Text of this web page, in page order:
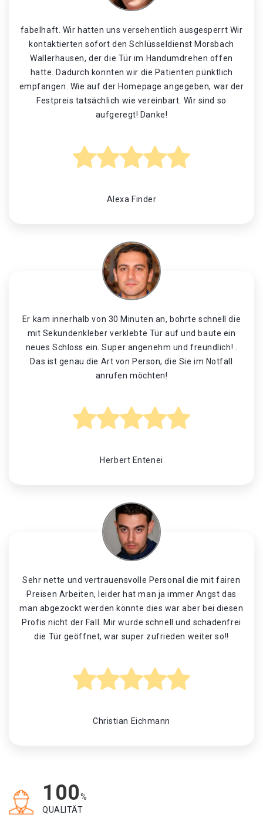
fabelhaft. Wir hatten uns versehentlich ausgesperrt Wir
kontaktierten sofort den Schlüsseldienst Morsbach
Wallerhausen, der die Tür im Handumdrehen offen
hatte. Dadurch konnten wir die Patienten pünktlich
empfangen. Wie auf der Homepage angegeben, war der
Festpreis tatsächlich wie vereinbart. Wir sind so
aufgeregt! Danke!
Alexa Finder
Er kam innerhalb von 30 Minuten an, bohrte schnell die
mit Sekundenkleber verklebte Tür auf und baute ein
neues Schloss ein. Super angenehm und freundlich! .
Das ist genau die Art von Person, die Sie im Notfall
anrufen möchten!
Herbert Entenei
Sehr nette und vertrauensvolle Personal die mit fairen
Preisen Arbeiten, leider hat man ja immer Angst das
man abgezockt werden könnte dies war aber bei diesen
Profis nicht der Fall. Mir wurde schnell und schadenfrei
die Tür geöffnet, war super zufrieden weiter so!!
Christian Eichmann
100%
QUALITÄT